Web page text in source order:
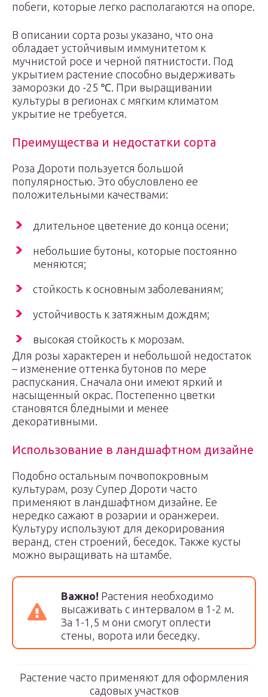
побеги, которые легко располагаются на опоре.
В описании сорта розы указано, что она
обладает устойчивым иммунитетом к
мучнистой росе и черной пятнистости. Под
укрытием растение способно выдерживать
заморозки до -25 ℃. При выращивании
культуры в регионах с мягким климатом
укрытие не требуется.
Преимущества и недостатки сорта
Роза Дороти пользуется большой
популярностью. Это обусловлено ее
положительными качествами:
длительное цветение до конца осени;
небольшие бутоны, которые постоянно
меняются;
стойкость к основным заболеваниям;
устойчивость к затяжным дождям;
высокая стойкость к морозам.
Для розы характерен и небольшой недостаток
– изменение оттенка бутонов по мере
распускания. Сначала они имеют яркий и
насыщенный окрас. Постепенно цветки
становятся бледными и менее
декоративными.
Использование в ландшафтном дизайне
Подобно остальным почвопокровным
культурам, розу Супер Дороти часто
применяют в ландшафтном дизайне. Ее
нередко сажают в розарии и оранжереи.
Культуру используют для декорирования
веранд, стен строений, беседок. Также кусты
можно выращивать на штамбе.
Важно! Растения необходимо
высаживать с интервалом в 1-2 м.
За 1-1,5 м они смогут оплести
стены, ворота или беседку.
Растение часто применяют для оформления
садовых участков